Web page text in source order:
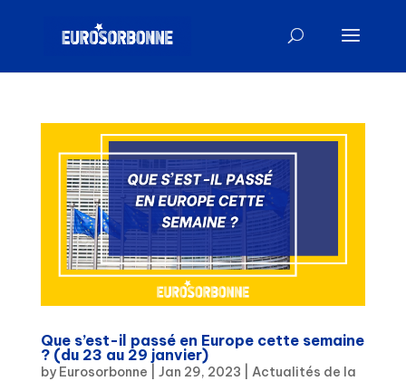
Que s’est-il passé en Europe cette semaine
? (du 23 au 29 janvier)
by Eurosorbonne Jan 29, 2023
Actualités de la